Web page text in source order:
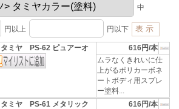
中
円以上 円以下
タミヤ PS-62 ピュアーオ
616円/本
ムラなくきれいに仕
上がるポリカーボネ
ートボディ用スプレ
ー塗料...
タミヤ PS-61 メタリック
616円/本